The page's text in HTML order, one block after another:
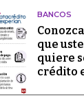
BANCOS
que
quiere
crédito